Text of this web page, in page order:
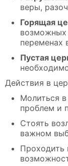
веры,
Горящая
возможных
переменах
Пустая
Действия в
Молиться
проблем и
Стоять
важном